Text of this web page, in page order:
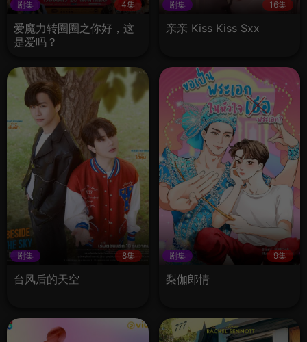
剧集 4集
爱魔力转圈圈之你好，这
是爱吗？
剧集 16集
亲亲 Kiss Kiss Sxx
剧集 8集
台风后的天空
剧集 9集
梨伽郎情